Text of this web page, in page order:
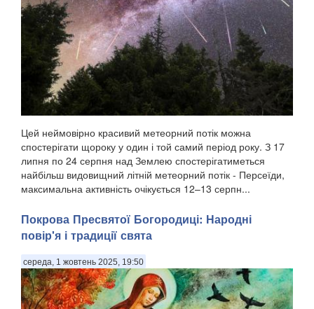
Цей неймовірно красивий метеорний потік можна
спостерігати щороку у один і той самий період року. З 17
липня по 24 серпня над Землею спостерігатиметься
найбільш видовищний літній метеорний потік - Персеїди,
максимальна активність очікується 12–13 серпн...
Покрова Пресвятої Богородиці: Народні
повір'я і традиції свята
середа, 1 жовтень 2025, 19:50